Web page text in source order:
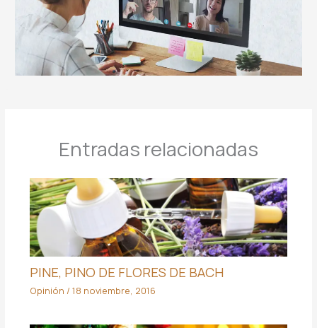
Entradas relacionadas
PINE, PINO DE FLORES DE BACH
Opinión / 18 noviembre, 2016